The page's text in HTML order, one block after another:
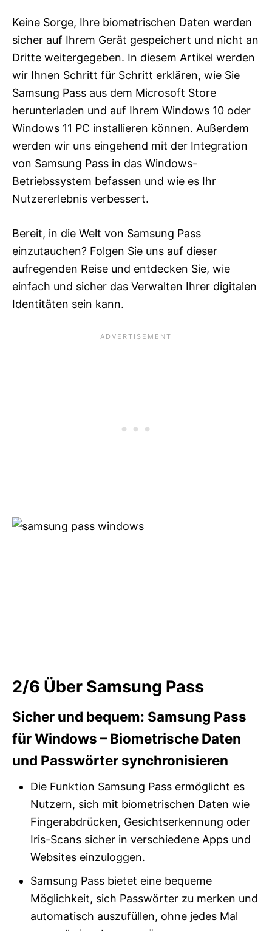
Keine Sorge, Ihre biometrischen Daten werden
sicher auf Ihrem Gerät gespeichert und nicht an
Dritte weitergegeben. In diesem Artikel werden
wir Ihnen Schritt für Schritt erklären, wie Sie
Samsung Pass aus dem Microsoft Store
herunterladen und auf Ihrem Windows 10 oder
Windows 11 PC installieren können. Außerdem
werden wir uns eingehend mit der Integration
von Samsung Pass in das Windows-
Betriebssystem befassen und wie es Ihr
Nutzererlebnis verbessert.
Bereit, in die Welt von Samsung Pass
einzutauchen? Folgen Sie uns auf dieser
aufregenden Reise und entdecken Sie, wie
einfach und sicher das Verwalten Ihrer digitalen
Identitäten sein kann.
2/6 Über Samsung Pass
Sicher und bequem: Samsung Pass
für Windows – Biometrische Daten
und Passwörter synchronisieren
Die Funktion Samsung Pass ermöglicht es
Nutzern, sich mit biometrischen Daten wie
Fingerabdrücken, Gesichtserkennung oder
Iris-Scans sicher in verschiedene Apps und
Websites einzuloggen.
Samsung Pass bietet eine bequeme
Möglichkeit, sich Passwörter zu merken und
automatisch auszufüllen, ohne jedes Mal